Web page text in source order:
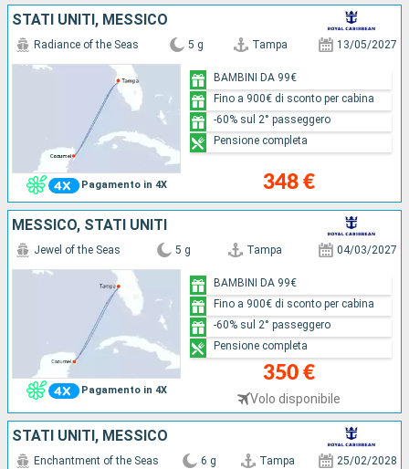
STATI UNITI, MESSICO
Pagamento in 4X
Radiance of the Seas 5 g Tampa 13/05/2027
348 €
BAMBINI DA 99€
Fino a 900€ di sconto per cabina
-60% sul 2° passeggero
Pensione completa
MESSICO, STATI UNITI
Pagamento in 4X
Jewel of the Seas 5 g Tampa 04/03/2027
350 €
Volo disponibile
BAMBINI DA 99€
Fino a 900€ di sconto per cabina
-60% sul 2° passeggero
Pensione completa
STATI UNITI, MESSICO
Enchantment of the Seas 6 g Tampa 25/02/2028